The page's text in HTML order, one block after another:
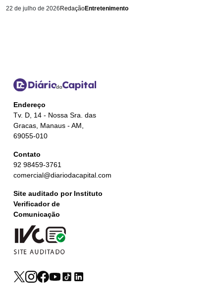
22 de julho de 2026 RedaçãoEntretenimento
Endereço
Tv. D, 14 - Nossa Sra. das
Gracas, Manaus - AM,
69055-010
Contato
92 98459-3761
comercial@diariodacapital.com
Site auditado por Instituto
Verificador de
Comunicação